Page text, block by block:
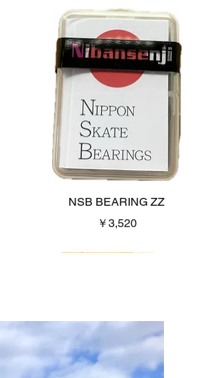
クイックビュー
NSB BEARING ZZ
価格
￥3,520